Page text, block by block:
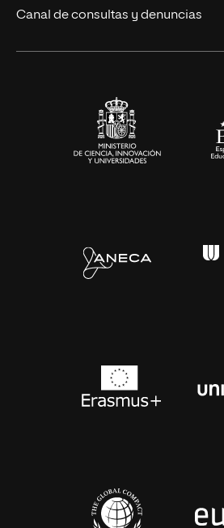
Ciencias de la Salud
Canal de consultas y denuncias